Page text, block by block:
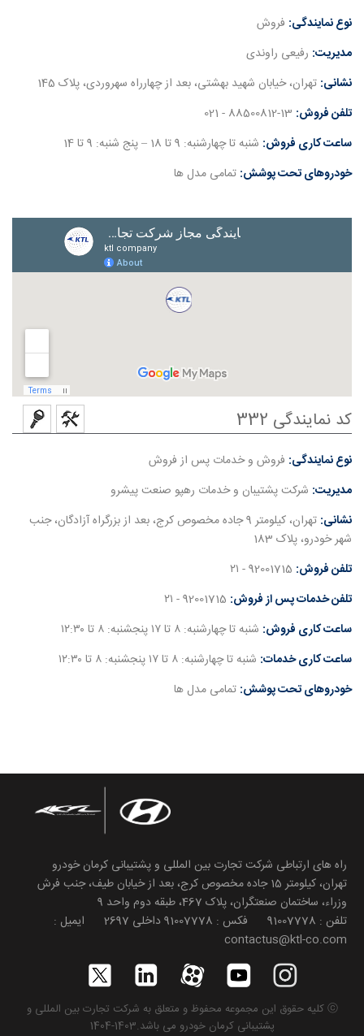
نوع نمایندگی: فروش
مدیریت: رفیعی راوندی
نشانی: تهران، خیابان شهید بهشتی، بعد از چهارراه سهروردی، پلاک 145
تلفن فروش:
ساعت کاری فروش: شنبه تا چهارشنبه: 9 تا 18 – پنج شنبه: 9 تا 14
خودروهای تحت پوشش: تمامی مدل ها
کد نمایندگی 332
نوع نمایندگی: فروش و خدمات پس از فروش
مدیریت: شرکت پشتیبان و خدمات رهپو صنعت پیشرو
نشانی:
تهران، کیلومتر 9 جاده مخصوص کرج، بعد از بزرگراه آزادگان، جنب
شهر خودرو، پلاک 183
تلفن فروش:
تلفن خدمات پس از فروش:
ساعت کاری فروش: شنبه تا چهارشنبه: ۸ تا ۱۷ پنجشنبه: ۸ تا ۱۲:۳۰
ساعت کاری خدمات: شنبه تا چهارشنبه: ۸ تا ۱۷ پنجشنبه: ۸ تا ۱۲:۳۰
خودروهای تحت پوشش: تمامی مدل ها
راه های ارتباطی شرکت تجارت بین المللی و پشتیبانی کرمان خودرو
تهران، کیلومتر 15 جاده مخصوص کرج، بعد از خیابان طیف، جنب فرش
وزراء، ساختمان صنعتگران، پلاک 467، طبقه دوم واحد 9
تلفن : 91007778 فکس : 91007778 داخلی 2697 ایمیل :
contactus@ktl-co.com
ⓒ کلیه حقوق این مجموعه محفوظ و متعلق به شرکت تجارت بین المللی و
پشتیبانی کرمان خودرو می باشد.1403-1404